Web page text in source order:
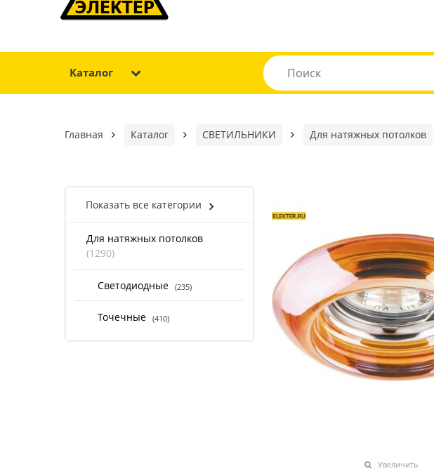
Каталог
Главная Каталог СВЕТИЛЬНИКИ Для натяжных потолков
Показать все категории
Для натяжных потолков
(1290)
Светодиодные (235)
Точечные (410)
Увеличить